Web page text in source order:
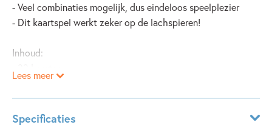
- Veel combinaties mogelijk, dus eindeloos speelplezier
- Dit kaartspel werkt zeker op de lachspieren!
Inhoud:
- spelregels
Leerdoelen:
- Oefenen met zinsbouw
Lees meer
Specificaties